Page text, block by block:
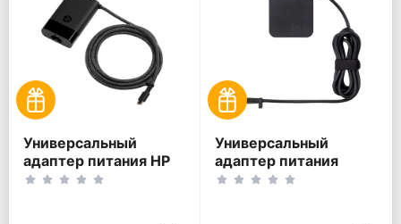
Универсальный
адаптер питания HP
671R2AA, 65Вт
Универсальный
адаптер питания
ASUS ADP-45ZE B,